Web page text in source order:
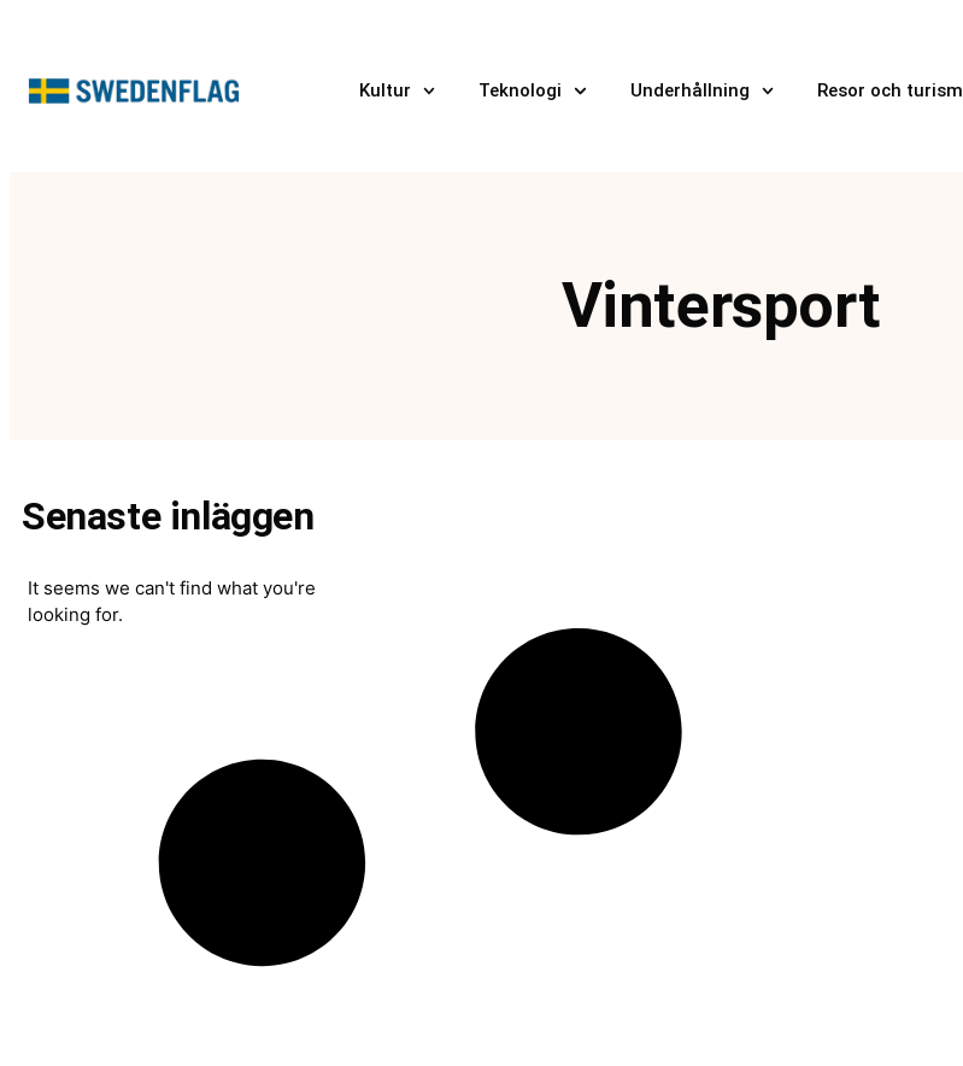
Kultur Teknologi Underhållning Resor och turism
Vintersport
Senaste inläggen
It seems we can't find what you're
looking for.